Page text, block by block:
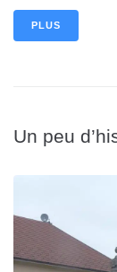
PLUS
Un peu